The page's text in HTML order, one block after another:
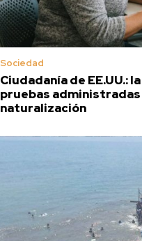
Sociedad
Ciudadanía de
pruebas
naturalización